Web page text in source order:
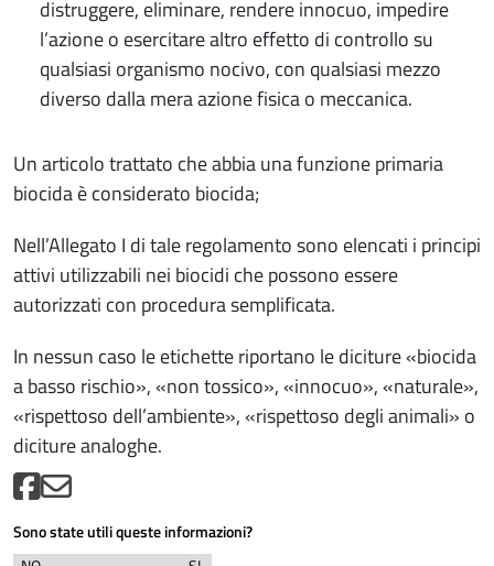
distruggere, eliminare, rendere innocuo, impedire
l’azione o esercitare altro effetto di controllo su
qualsiasi organismo nocivo, con qualsiasi mezzo
diverso dalla mera azione fisica o meccanica.
Un articolo trattato che abbia una funzione primaria
biocida è considerato biocida;
Nell’Allegato I di tale regolamento sono elencati i principi
attivi utilizzabili nei biocidi che possono essere
autorizzati con procedura semplificata.
In nessun caso le etichette riportano le diciture «biocida
a basso rischio», «non tossico», «innocuo», «naturale»,
«rispettoso dell’ambiente», «rispettoso degli animali» o
diciture analoghe.
Sono state utili queste informazioni?